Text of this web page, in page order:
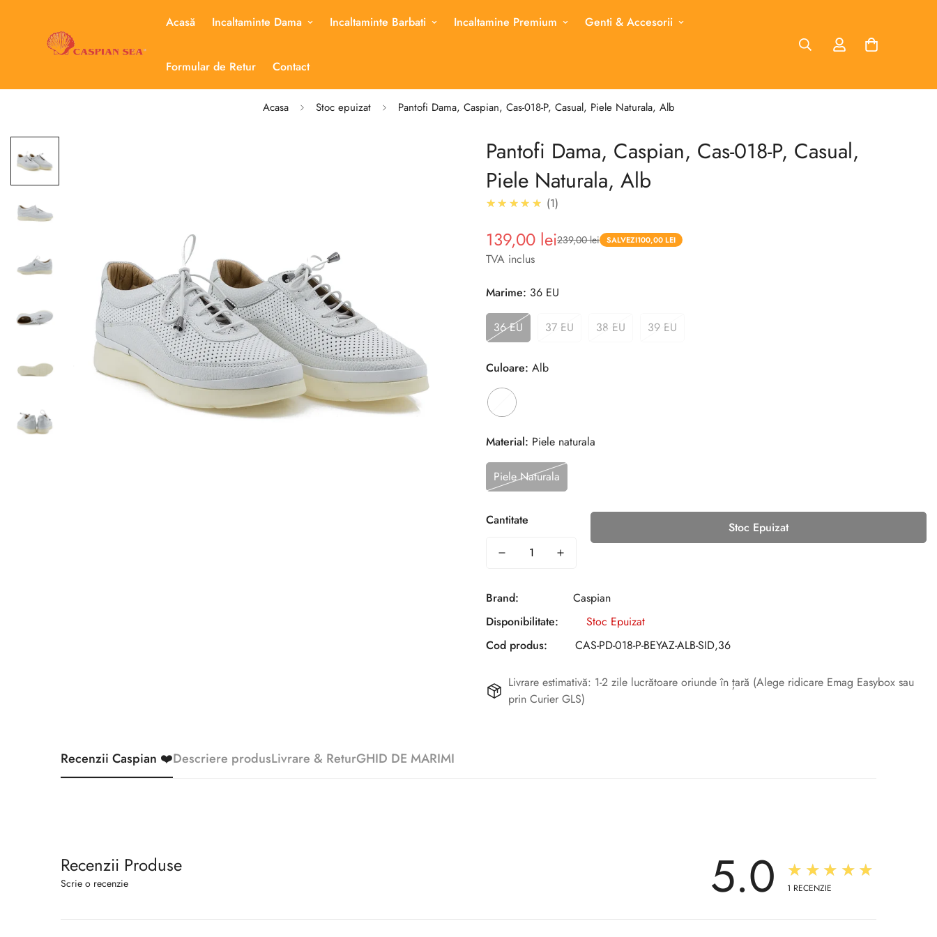
Acasă Incaltaminte Dama Incaltaminte Barbati Incaltamine Premium Genti & Accesorii
Formular de Retur Contact
Acasa Stoc epuizat Pantofi Dama, Caspian, Cas-018-P, Casual, Piele Naturala, Alb
Pantofi Dama, Caspian, Cas-018-P, Casual,
Piele Naturala, Alb
★★★★★ 5.0
1
Pret
redus
139,00 lei
Pret 239,00 lei SALVEZI100,00 LEI
TVA inclus
Marime: 36 EU
36 EU 37 EU 38 EU 39 EU
Culoare: Alb
Material: Piele naturala
Piele Naturala
Cantitate Stoc Epuizat
Brand:
Caspian
Disponibilitate:
Stoc Epuizat
Cod produs:
CAS-PD-018-P-BEYAZ-ALB-SID,36
Livrare estimativă: 1-2 zile lucrătoare oriunde în țară (Alege ridicare Emag Easybox sau
prin Curier GLS)
Recenzii Caspian ❤️Descriere produsLivrare & ReturGHID DE MARIMI
Recenzii Produse
Scrie o recenzie 5.0 ★★★★★
1 RECENZIE